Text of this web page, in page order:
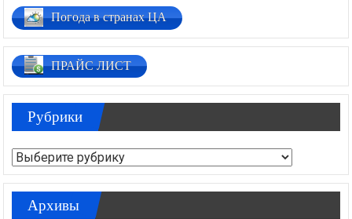
Погода в странах ЦА
ПРАЙС ЛИСТ
Рубрики
Рубрики
Архивы